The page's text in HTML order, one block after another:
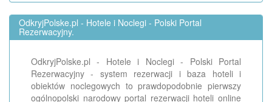
OdkryjPolske.pl - Hotele i Noclegi - Polski Portal
Rezerwacyjny.
OdkryjPolske.pl - Hotele i Noclegi - Polski Portal
Rezerwacyjny - system rezerwacji i baza hoteli i
obiektów noclegowych to prawdopodobnie pierwszy
ogólnopolski narodowy portal rezerwacji hoteli online